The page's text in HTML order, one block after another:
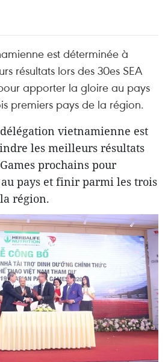
est déterminée à
résultats lors des 30es SEA
apporter la gloire au pays
premiers pays de la région.
vietnamienne est
les meilleurs résultats
prochains pour
pays et finir parmi les trois
région.